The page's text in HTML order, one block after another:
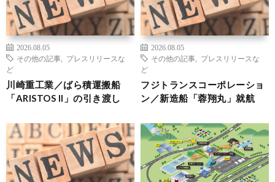
2026.08.05
その他の記事
プレスリリースな
ど
川崎重工業／ばら積運搬船
「ARISTOS II」の引き渡し
2026.08.05
その他の記事
プレスリリースな
ど
フジトランスコーポレーショ
ン／新造船「蓉翔丸」就航